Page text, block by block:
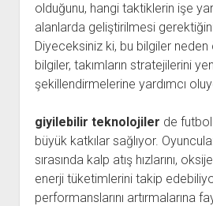
olduğunu, hangi taktiklerin işe
alanlarda geliştirilmesi
Diyeceksiniz ki, bu bilgiler neden
bilgiler, takımların stratejilerini
şekillendirmelerine yardımcı
giyilebilir teknolojiler de
büyük katkılar sağlıyor.
sırasında kalp atış hızlarını,
enerji tüketimlerini takip
performanslarını artırmalarına